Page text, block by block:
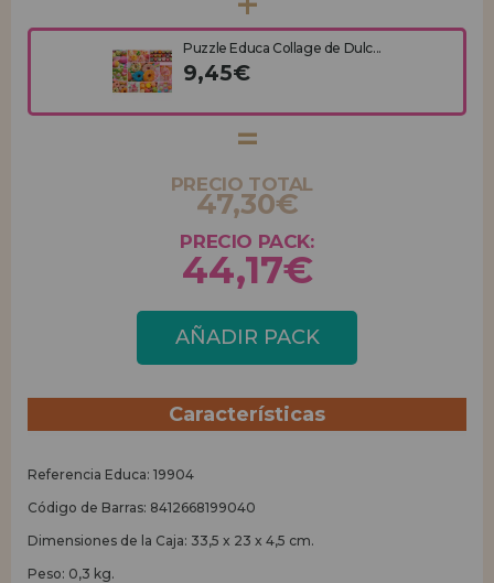
Puzzle Educa Collage de Dulc...
9,45€
PRECIO TOTAL
47,30€
PRECIO PACK:
44,17€
AÑADIR PACK
Características
Referencia Educa: 19904
Código de Barras: 8412668199040
Dimensiones de la Caja: 33,5 x 23 x 4,5 cm.
Peso: 0,3 kg.